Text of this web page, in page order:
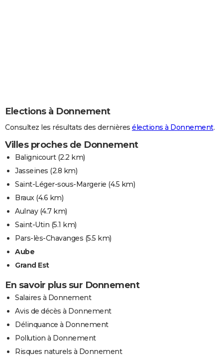
Elections à Donnement
Consultez les résultats des dernières élections à Donnement.
Villes proches de Donnement
Balignicourt(2.2 km)
Jasseines (2.8 km)
Saint-Léger-sous-Margerie (4.5 km)
Braux(4.6 km)
Aulnay(4.7 km)
Saint-Utin (5.1 km)
Pars-lès-Chavanges (5.5 km)
Aube
Grand Est
En savoir plus sur Donnement
Salaires à Donnement
Avis de décès à Donnement
Délinquance à Donnement
Pollution à Donnement
Risques naturels à Donnement